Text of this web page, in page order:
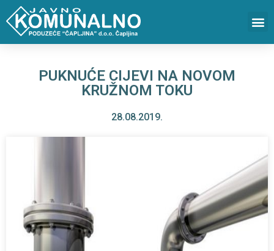
PUKNUĆE CIJEVI NA NOVOM
KRUŽNOM TOKU
28.08.2019.